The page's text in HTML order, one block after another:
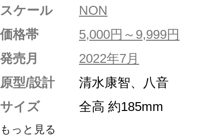
スケール
NON
価格帯
5,000円～9,999円
発売月
2022年7月
原型/設計
清水康智、八音
サイズ
全高 約185mm
もっと見る